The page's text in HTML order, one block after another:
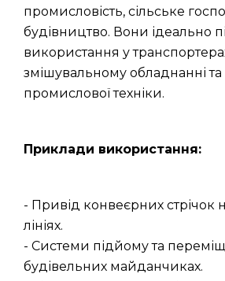
промисловість, сільське
будівництво. Вони ідеально
використання у
змішувальному обладнанні
промислової техніки.
Приклади використання:
- Привід конвеєрних стрічок
лініях.
- Системи підйому та
будівельних майданчиках.